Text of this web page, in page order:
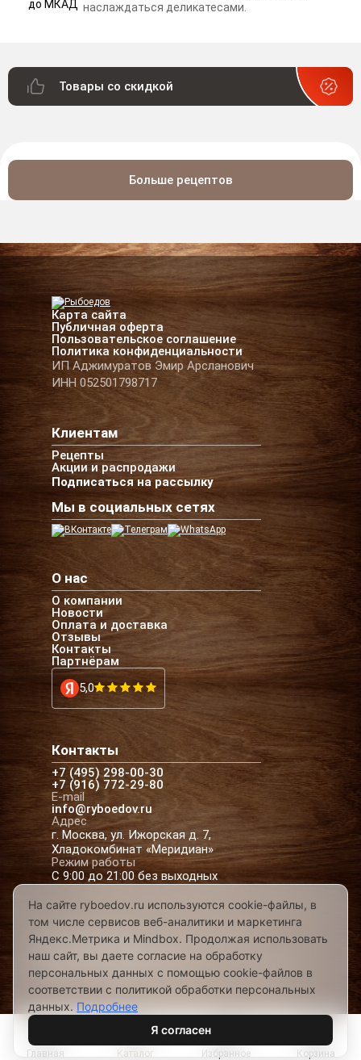
наслаждаться деликатесами.
Товары со скидкой
Больше рецептов
Карта сайта
Публичная оферта
Пользовательское соглашение
Политика конфиденциальности
ИП Аджимуратов Эмир Арсланович
ИНН 052501798717
Клиентам
Рецепты
Акции и распродажи
Подписаться на рассылку
Мы в социальных сетях
О нас
О компании
Новости
Оплата и доставка
Отзывы
Контакты
Партнёрам
5,0
Контакты
+7 (495) 298-00-30
+7 (916) 772-29-80
E-mail
info@ryboedov.ru
Адрес
г. Москва, ул. Ижорская д. 7,
Хладокомбинат «Меридиан»
Режим работы
С 9:00 до 21:00 без выходных
© 2026,Рыбоедовъ— доставка рыбы и
морепродуктов в Москве
Предложения на сайте не являются офертой
Разработано в
Главная Каталог Избранное Корзина
На сайте ryboedov.ru используются cookie-файлы, в
том числе сервисов веб-аналитики и маркетинга
Яндекс.Метрика и Mindbox. Продолжая использовать
наш сайт, вы даете согласие на обработку
персональных данных с помощью cookie-файлов в
соответствии с политикой обработки персональных
данных. Подробнее
Я согласен